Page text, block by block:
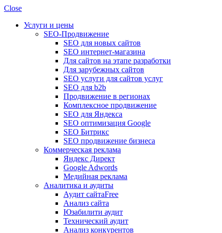
Close
Услуги и цены
SEO-Продвижение
SEO для новых сайтов
SEO интернет-магазина
Для сайтов на этапе разработки
Для зарубежных сайтов
SEO услуги для сайтов услуг
SEO для b2b
Продвижение в регионах
Комплексное продвижение
SEO для Яндекса
SEO оптимизация Google
SEO Битрикс
SEO продвижение бизнеса
Коммерческая реклама
Яндекс Директ
Google Adwords
Медийная реклама
Аналитика и аудиты
Аудит сайтаFree
Анализ сайта
Юзабилити аудит
Технический аудит
Анализ конкурентов